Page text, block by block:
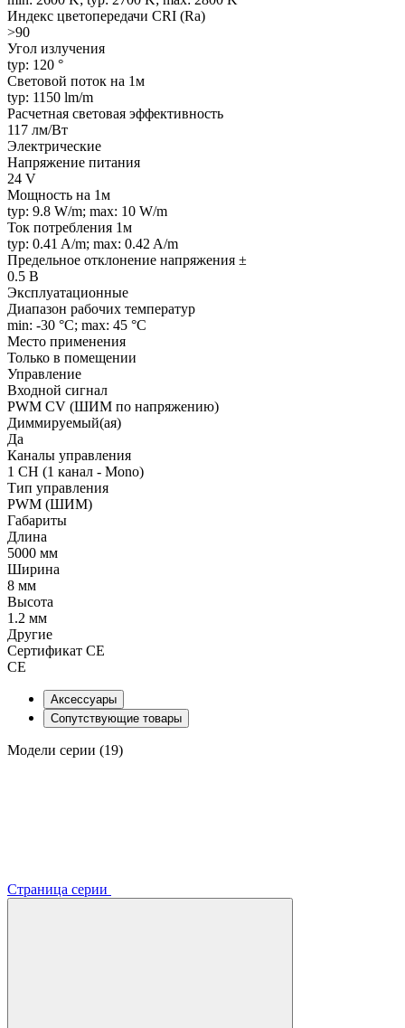
Индекс цветопередачи CRI (Ra)
>90
Угол излучения
typ: 120 °
Световой поток на 1м
typ: 1150 lm/m
Расчетная световая эффективность
117 лм/Вт
Электрические
Напряжение питания
24 V
Мощность на 1м
typ: 9.8 W/m; max: 10 W/m
Ток потребления 1м
typ: 0.41 A/m; max: 0.42 A/m
Предельное отклонение напряжения ±
0.5 В
Эксплуатационные
Диапазон рабочих температур
min: -30 °C; max: 45 °C
Место применения
Только в помещении
Управление
Входной сигнал
PWM СV (ШИМ по напряжению)
Диммируемый(ая)
Да
Каналы управления
1 CH (1 канал - Mono)
Тип управления
PWM (ШИМ)
Габариты
Длина
5000 мм
Ширина
8 мм
Высота
1.2 мм
Другие
Сертификат CE
CE
Аксессуары
Сопутствующие товары
Модели серии (19)
Страница серии